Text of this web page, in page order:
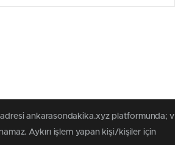
sivil öldürüldü
adresi ankarasondakika.xyz platformunda; v
Aykırı işlem yapan kişi/kişiler için